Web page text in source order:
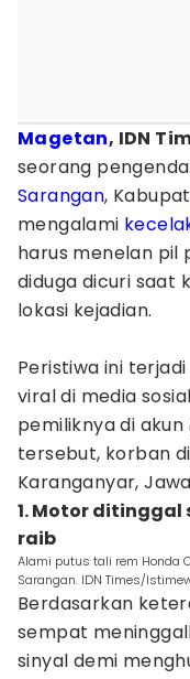
Magetan, IDN
seorang
Sarangan,
mengalami
harus menelan
diduga dicuri saat
lokasi kejadian.
Peristiwa ini
viral di media
pemiliknya di
tersebut, korban
Karanganyar,
1. Motor
raib
Alami putus tali rem Honda
Sarangan. IDN Times/
Berdasarkan
sempat
sinyal demi